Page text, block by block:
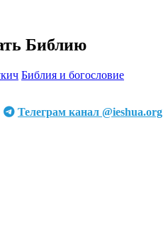
Библию
Библия и богословие
Телеграм канал @ieshua.org